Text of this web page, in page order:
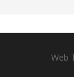
Web